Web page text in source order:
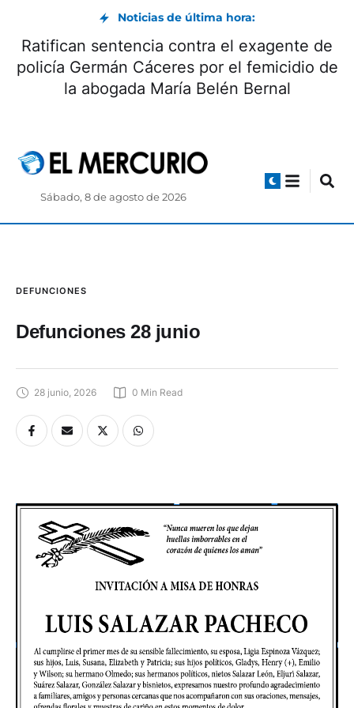
Noticias de última hora:
Ratifican sentencia contra el exagente de
policía Germán Cáceres por el femicidio de
la abogada María Belén Bernal
Sábado, 8 de agosto de 2026
DEFUNCIONES
Defunciones 28 junio
28 junio, 2026 0 Min Read